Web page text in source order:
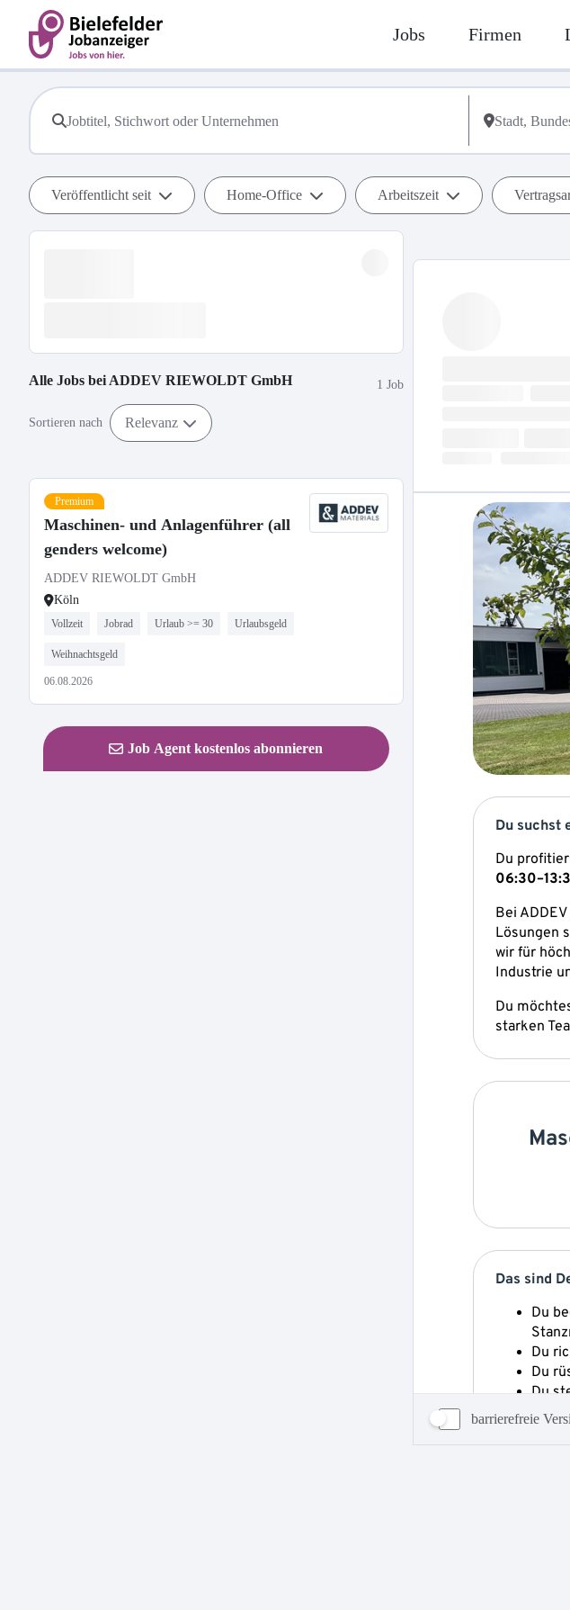
Jobs Firmen
Veröffentlicht seit Home-Office Arbeitszeit
Alle Jobs bei ADDEV RIEWOLDT GmbH 1 Job
Sortieren nach Relevanz
Premium
Maschinen- und Anlagenführer (all
genders welcome)
ADDEV RIEWOLDT GmbH
Köln
Vollzeit Jobrad Urlaub >= 30 Urlaubsgeld
Weihnachtsgeld
06.08.2026
Job Agent kostenlos abonnieren
barrierefreie